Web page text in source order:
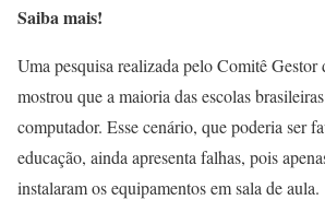
Saiba mais!
Uma pesquisa realizada pelo Comitê
mostrou que a maioria das escolas
computador. Esse cenário, que poderia ser
educação, ainda apresenta falhas, pois
instalaram os equipamentos em sala de aula.